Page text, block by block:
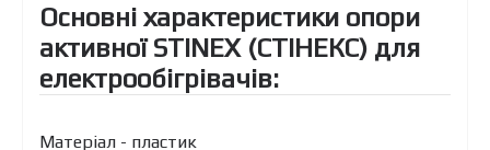
Основні характеристики опори
активної STINEX (СТІНЕКС) для
електрообігрівачів:
Матеріал - пластик